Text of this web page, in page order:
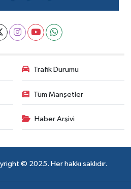
Trafik Durumu
Tüm Manşetler
Haber Arşivi
© 2025. Her hakkı saklıdır.